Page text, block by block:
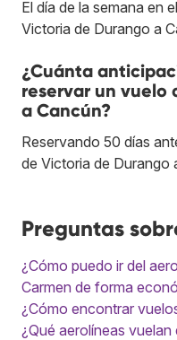
El día de la semana en
Victoria de Durango a
¿Cuánta
reservar un vuelo
a Cancún?
Reservando 50 días
de Victoria de Durango
Preguntas
¿Cómo puedo ir del
Carmen de forma
¿Cómo encontrar
¿Qué aerolíneas